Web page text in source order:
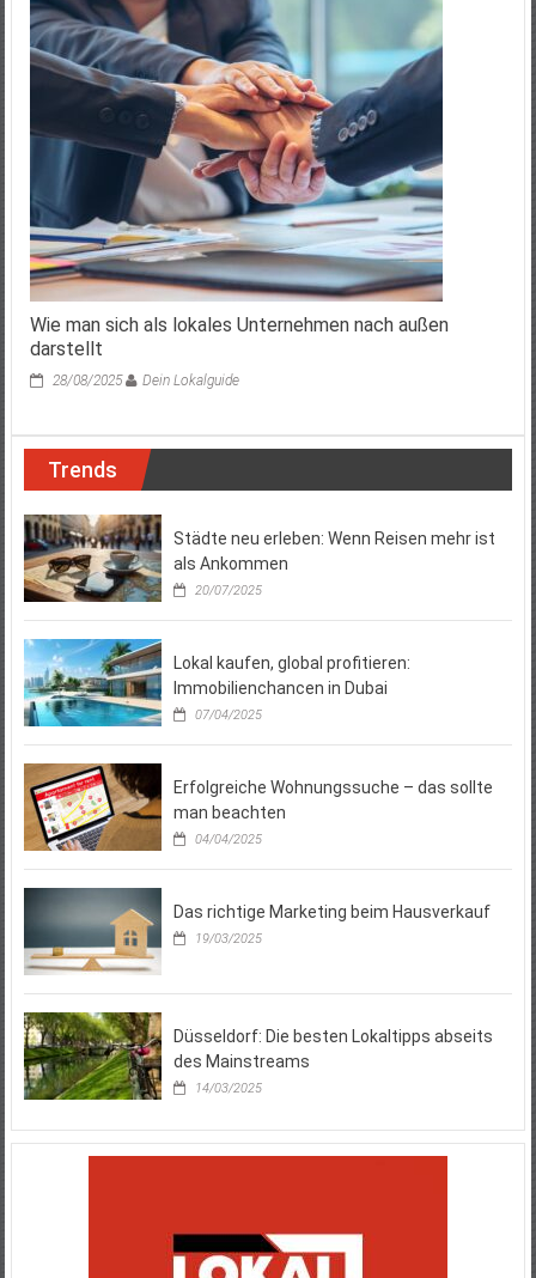
Wie man sich als lokales Unternehmen nach außen
darstellt
28/08/2025 Dein Lokalguide
Trends
Städte neu erleben: Wenn Reisen mehr ist
als Ankommen
20/07/2025
Lokal kaufen, global profitieren:
Immobilienchancen in Dubai
07/04/2025
Erfolgreiche Wohnungssuche – das sollte
man beachten
04/04/2025
Das richtige Marketing beim Hausverkauf
19/03/2025
Düsseldorf: Die besten Lokaltipps abseits
des Mainstreams
14/03/2025